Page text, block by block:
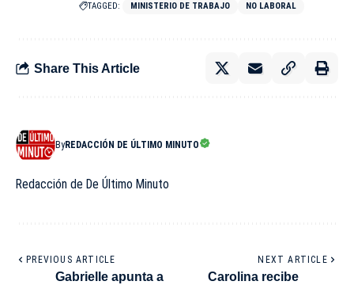
TAGGED: MINISTERIO DE TRABAJO NO LABORAL
Share This Article
ByREDACCIÓN DE ÚLTIMO MINUTO
Redacción de De Último Minuto
PREVIOUS ARTICLE
Gabrielle apunta a
NEXT ARTICLE
Carolina recibe